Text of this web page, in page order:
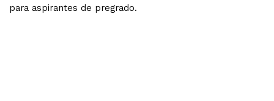
para aspirantes de pregrado.